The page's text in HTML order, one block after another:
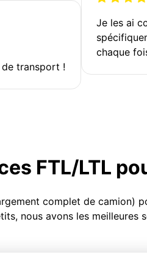
transport !
Je les ai
chaque
FTL/LTL
complet de camion)
nous avons les meilleures